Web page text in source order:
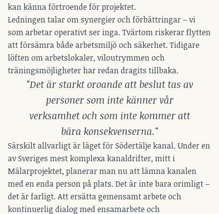
kan känna förtroende för projektet.
Ledningen talar om synergier och förbättringar – vi
som arbetar operativt ser inga. Tvärtom riskerar flytten
att försämra både arbetsmiljö och säkerhet. Tidigare
löften om arbetslokaler, viloutrymmen och
träningsmöjligheter har redan dragits tillbaka.
"Det är starkt oroande att beslut tas av
personer som inte känner vår
verksamhet och som inte kommer att
bära konsekvenserna."
Särskilt allvarligt är läget för Södertälje kanal. Under en
av Sveriges mest komplexa kanaldrifter, mitt i
Mälarprojektet, planerar man nu att lämna kanalen
med en enda person på plats. Det är inte bara orimligt –
det är farligt. Att ersätta gemensamt arbete och
kontinuerlig dialog med ensamarbete och